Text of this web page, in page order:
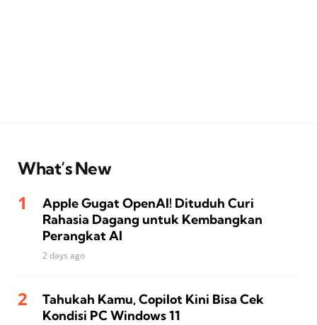
What’s New
Apple Gugat OpenAI! Dituduh Curi
Rahasia Dagang untuk Kembangkan
Perangkat AI
2 days ago
Tahukah Kamu, Copilot Kini Bisa Cek
Kondisi PC Windows 11